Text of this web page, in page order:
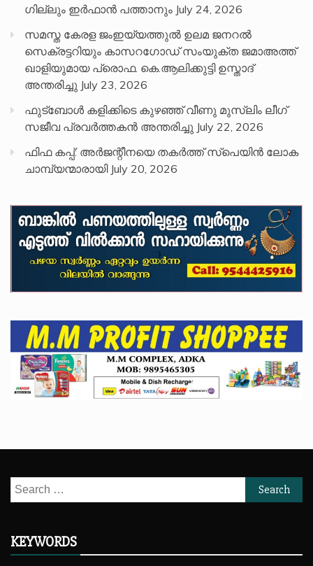
ഗില്ലും ഇർഫാൻ പത്താനും July 24, 2026
സമസ്ത കേരള ജംഇയ്യത്തുൽ ഉലമ ജനറൽ
സെക്രട്ടറിയും കാസറഗോഡ് സംയുക്ത ജമാഅത്ത്
ഖാളിയുമായ പ്രൊഫ. കെ.ആലിക്കുട്ടി ഉസ്താദ്
അന്തരിച്ചു July 23, 2026
ഫുട്ബോൾ കളിക്കിടെ കുഴഞ്ഞ് വീണു മുസ്ലിം ലീഗ്
സജീവ പ്രവർത്തകൻ അന്തരിച്ചു July 22, 2026
ഫിഫ കപ്പ്: അർജന്റീനയെ തകർത്ത് സ്പെയിൻ ലോക
ചാമ്പ്യന്മാരായി July 20, 2026
Search
for:
KEYWORDS